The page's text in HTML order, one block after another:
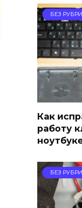
БЕЗ
Как
работу
БЕЗ